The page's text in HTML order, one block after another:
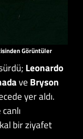
Görüntüler
Leonardo
ve Bryson
yer aldı.
bir ziyafet